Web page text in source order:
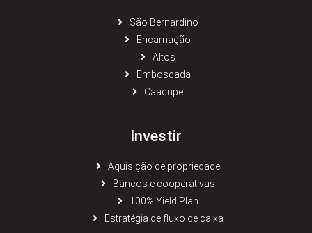
São Bernardino
Encarnação
Altos
Emboscada
Caacupe
Investir
Aquisição de propriedade
Bancos e cooperativas
100% Yield Plan
Estratégia de fluxo de caixa